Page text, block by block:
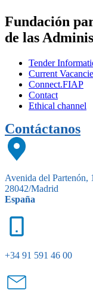
Fundación
de las
Tender
Current
Connect.FIAP
Contact
Ethical channel
Contáctanos
Avenida del Partenón,
28042/Madrid
España
+34 91 591 46 00